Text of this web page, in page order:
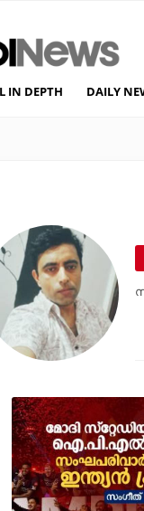
IN DEPTH DAILY